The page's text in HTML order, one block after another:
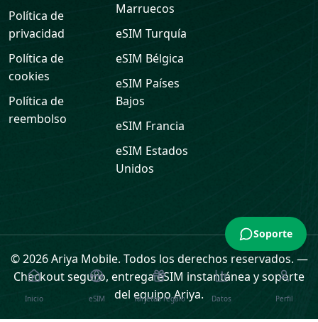
Política de
privacidad
Política de
cookies
Política de
reembolso
Marruecos
eSIMTurquía
eSIM Bélgica
eSIM Países
Bajos
eSIM Francia
eSIM Estados
Unidos
© 2026 Ariya Mobile. Todos los derechos reservados. —
Checkout seguro, entrega eSIM instantánea y soporte
del equipo Ariya.
Inicio eSIM Tarjetas regalo Datos Perfil
Soporte